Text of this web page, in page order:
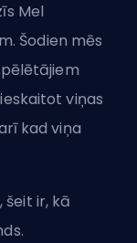
Mel
Šodien mēs
viņas
kad viņa
ir, kā